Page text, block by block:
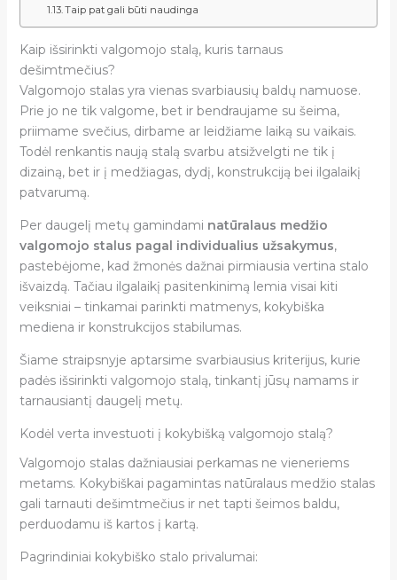
Taip pat gali būti naudinga
Kaip išsirinkti valgomojo stalą, kuris tarnaus
dešimtmečius?
Valgomojo stalas yra vienas svarbiausių baldų namuose.
Prie jo ne tik valgome, bet ir bendraujame su šeima,
priimame svečius, dirbame ar leidžiame laiką su vaikais.
Todėl renkantis naują stalą svarbu atsižvelgti ne tik į
dizainą, bet ir į medžiagas, dydį, konstrukciją bei ilgalaikį
patvarumą.
Per daugelį metų gamindami natūralaus medžio
valgomojo stalus pagal individualius užsakymus,
pastebėjome, kad žmonės dažnai pirmiausia vertina stalo
išvaizdą. Tačiau ilgalaikį pasitenkinimą lemia visai kiti
veiksniai – tinkamai parinkti matmenys, kokybiška
mediena ir konstrukcijos stabilumas.
Šiame straipsnyje aptarsime svarbiausius kriterijus, kurie
padės išsirinkti valgomojo stalą, tinkantį jūsų namams ir
tarnausiantį daugelį metų.
Kodėl verta investuoti į kokybišką valgomojo stalą?
Valgomojo stalas dažniausiai perkamas ne vieneriems
metams. Kokybiškai pagamintas natūralaus medžio stalas
gali tarnauti dešimtmečius ir net tapti šeimos baldu,
perduodamu iš kartos į kartą.
Pagrindiniai kokybiško stalo privalumai: